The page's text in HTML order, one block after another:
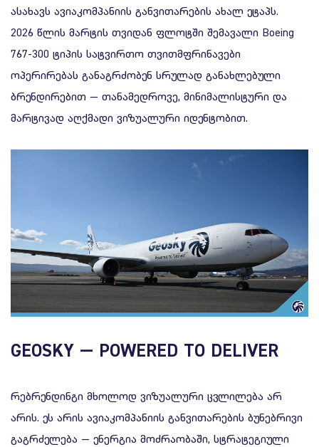
ასახავს ავიაკომპანიის განვითარების ახალ ეტაპს.
2026 წლის მარტის თვიდან ფლოტში შემავალი Boeing
767-300 ტიპის სატვირთო თვითმფრინავები
ოპერირებას განაგრძობენ სრულად განახლებული
ბრენდირებით — თანამედროვე, მინიმალისტური და
მარტივად აღქმადი ვიზუალური იდენტობით.
GEOSKY — POWERED TO DELIVER
რებრენდინგი მხოლოდ ვიზუალური ცვლილება არ
არის. ეს არის ავიაკომპანიის განვითარების ბუნებრივი
გაგრძელება — ენერგია მოძრაობაში, სტრატეგიული